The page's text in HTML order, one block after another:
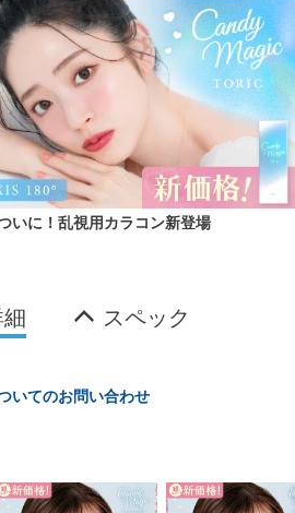
いに！乱視用カラコン新登場
スペック
いてのお問い合わせ